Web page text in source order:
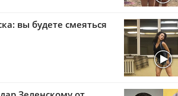
вы будете смеяться